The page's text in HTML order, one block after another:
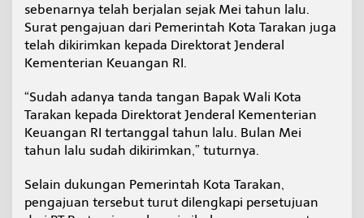
sebenarnya telah berjalan sejak Mei tahun lalu.
Surat pengajuan dari Pemerintah Kota Tarakan juga
telah dikirimkan kepada Direktorat Jenderal
Kementerian Keuangan RI.
“Sudah adanya tanda tangan Bapak Wali Kota
Tarakan kepada Direktorat Jenderal Kementerian
Keuangan RI tertanggal tahun lalu. Bulan Mei
tahun lalu sudah dikirimkan,” tuturnya.
Selain dukungan Pemerintah Kota Tarakan,
pengajuan tersebut turut dilengkapi persetujuan